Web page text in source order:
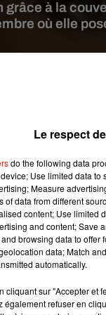
à la
où elle
lancé une
Reine Ingris
avait été un
plus sombre que
la star vient de faire
qui lui est
mais aussi
à Harper’s
pic.twitter.com/
Le respect
do the following data
Use limited data
Measure
of data from different
content; Use limited
and content; Save
browsing data to
data; Match
automatically.
cliquant sur "Accepter et
également refuser en